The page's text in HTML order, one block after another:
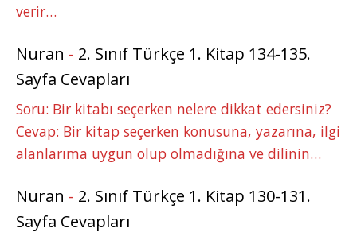
verir…
Nuran - 2. Sınıf Türkçe 1. Kitap 134-135.
Sayfa Cevapları
Soru: Bir kitabı seçerken nelere dikkat edersiniz?
Cevap: Bir kitap seçerken konusuna, yazarına, ilgi
alanlarıma uygun olup olmadığına ve dilinin…
Nuran - 2. Sınıf Türkçe 1. Kitap 130-131.
Sayfa Cevapları